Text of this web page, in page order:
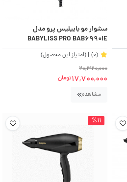
سشوار مو بابیلیس پرو مدل
BABYLISS PRO BAB6990IE
(0)
| (امتیاز این محصول)
20,320,000
17,700,000تومان
مشاهده
%11